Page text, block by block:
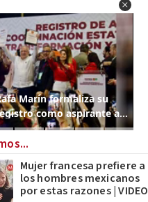
Mujer francesa prefiere a
los hombres mexicanos
por estas razones | VIDEO